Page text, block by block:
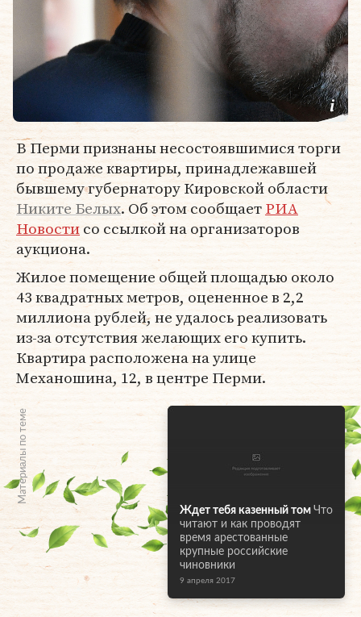
В Перми признаны несостоявшимися торги
по продаже квартиры, принадлежавшей
бывшему губернатору Кировской области
Никите Белых. Об этом сообщаетРИА
Новостисо ссылкой на организаторов
аукциона.
Жилое помещение общей площадью около
43 квадратных метров, оцененное в 2,2
миллиона рублей, не удалось реализовать
из-за отсутствия желающих его купить.
Квартира расположена на улице
Механошина, 12, в центре Перми.
Материалы по теме
Ждет тебя казенный том Что
читают и как проводят
время арестованные
крупные российские
чиновники
9 апреля 2017